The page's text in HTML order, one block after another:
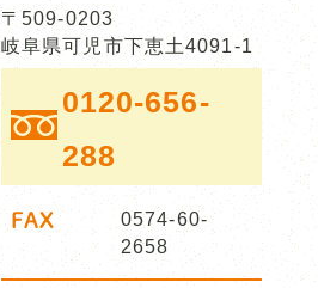
〒509-0203
岐阜県可児市下恵土4091-1
0120-656-
288
FAX
0574-60-
2658